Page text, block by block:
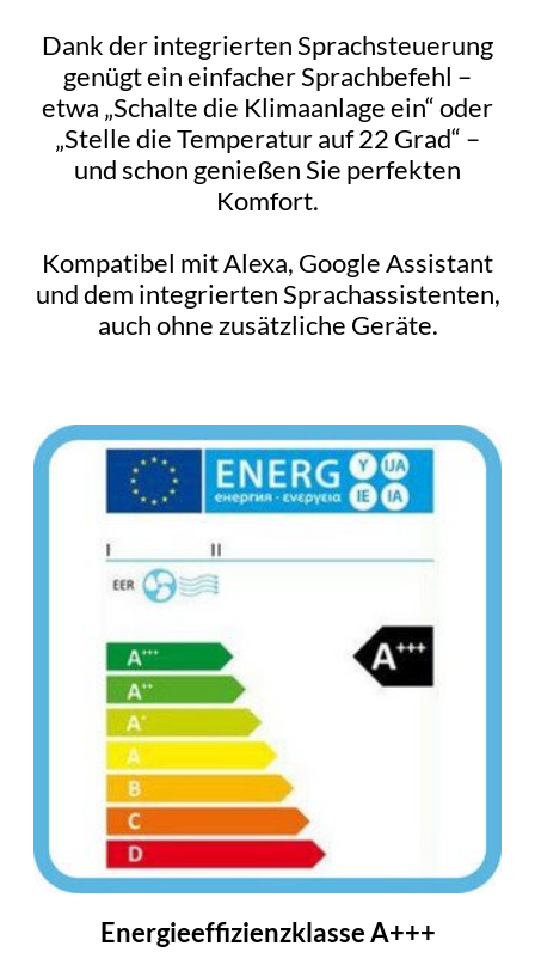
Dank der integrierten Sprachsteuerung
genügt ein einfacher Sprachbefehl –
etwa „Schalte die Klimaanlage ein“ oder
„Stelle die Temperatur auf 22 Grad“ –
und schon genießen Sie perfekten
Komfort.
Kompatibel mit Alexa, Google Assistant
und dem integrierten Sprachassistenten,
auch ohne zusätzliche Geräte.
Energieeffizienzklasse A+++